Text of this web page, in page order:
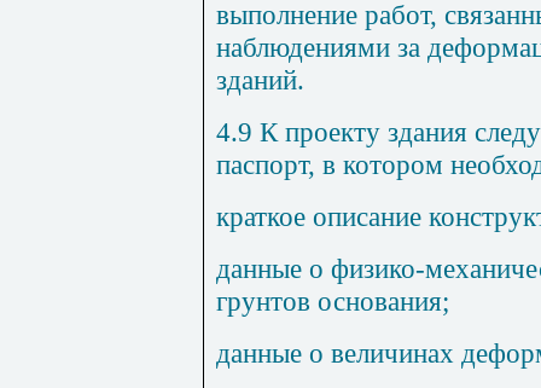
выполнение работ,
наблюдениями за
зданий.
4.9 К проекту здания
паспорт, в котором
краткое описание
данные о физико-
грунтов основания;
данные о величинах